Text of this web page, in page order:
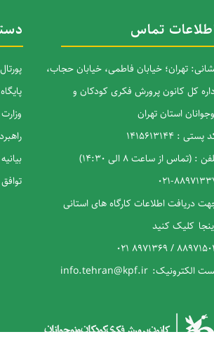
تماس
تهران؛ خیابان فاطمی، خیابان حجاب،
کل کانون پرورش فکری کودکان و
استان تهران
: 1415613144
تلفن : (تماس از ساعت 8 الی 14:30)
88971337-
دریافت اطلاعات کارگاه های استانی
کلیک کنید
88971504 / 8971369
الکترونیک: info.tehran@kpf.ir